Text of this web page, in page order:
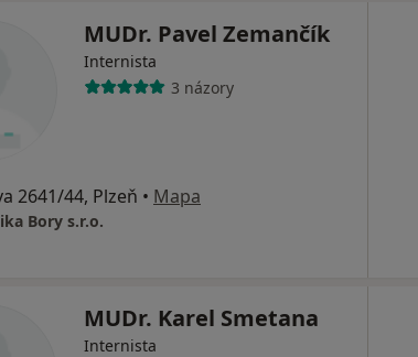
MUDr. Pavel Zemančík
Internista
3 názory
2641/44, Plzeň • Mapa
Bory s.r.o.
MUDr. Karel Smetana
Internista